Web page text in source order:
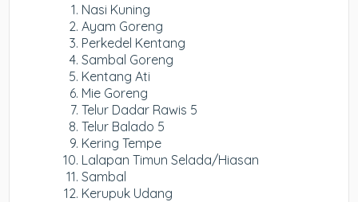
Nasi Kuning
Ayam Goreng
Perkedel Kentang
Sambal Goreng
Kentang Ati
Mie Goreng
Telur Dadar Rawis 5
Telur Balado 5
Kering Tempe
Lalapan Timun Selada/Hiasan
Sambal
Kerupuk Udang